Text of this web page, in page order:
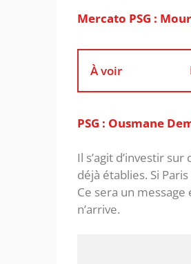
‎Mercato PSG :
À voir
PSG : Ousmane
Il s’agit d’investir
déjà établies. Si
Ce sera un message
n’arrive.